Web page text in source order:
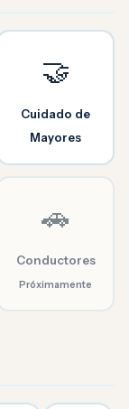
🤝
Cuidado de
Mayores
🚗
Conductores
Próximamente